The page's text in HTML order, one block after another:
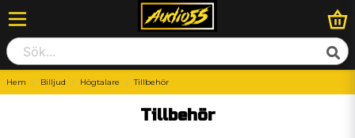
Hem Billjud Högtalare Tillbehör
Tillbehör